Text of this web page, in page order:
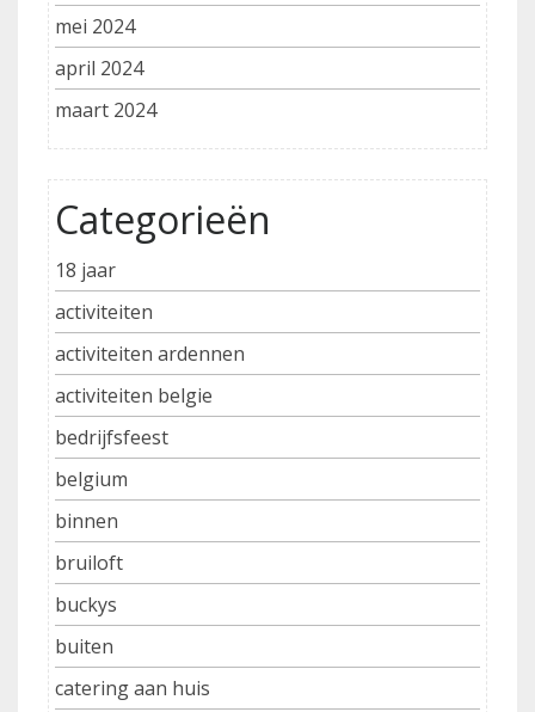
mei 2024
april 2024
maart 2024
Categorieën
18 jaar
activiteiten
activiteiten ardennen
activiteiten belgie
bedrijfsfeest
belgium
binnen
bruiloft
buckys
buiten
catering aan huis